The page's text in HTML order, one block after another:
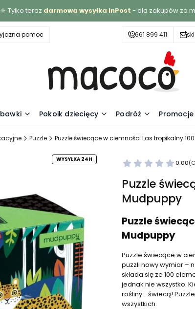
🔆 Tylko teraz darmowa wysyłka InPost - dla zakupów za
pomoc 661 899 411
Pokoik dziecięcy Podróż Promocje
Puzzle Puzzle świecące w ciemności Las tropikalny
WYSYŁKA 24H 0.00
Puzzle
Mudpuppy
Puzzle
Mudpuppy
Puzzle świecące w
puzzli nowy wymiar –
składa się ze 100
jednak nie wszystko.
rośliny... świecą!
wszystkich.